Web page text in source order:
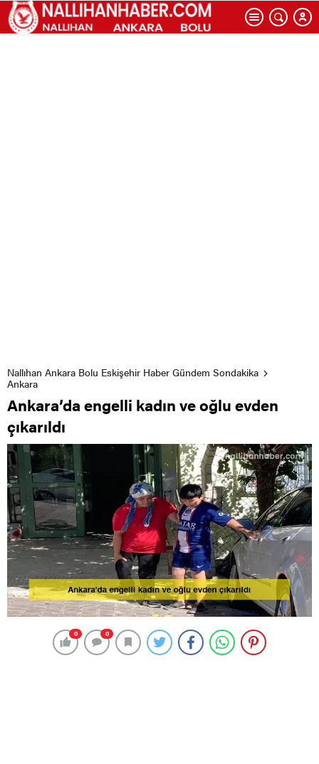
Nallıhan Ankara Bolu Eskişehir Haber Gündem Sondakika
Ankara
Ankara’da engelli kadın ve oğlu evden
çıkarıldı
0 0